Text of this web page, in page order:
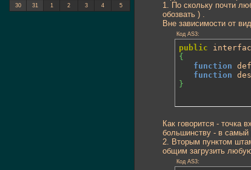
1. По скольку почти
обозвать ) .
Вне зависимости от
Код AS3:
public
{
function
function
}
Как говорится - точка
большинству - в самый
2. Вторым пунктом
общим загрузить
Код AS3:
30
31 1 2 3 4 5